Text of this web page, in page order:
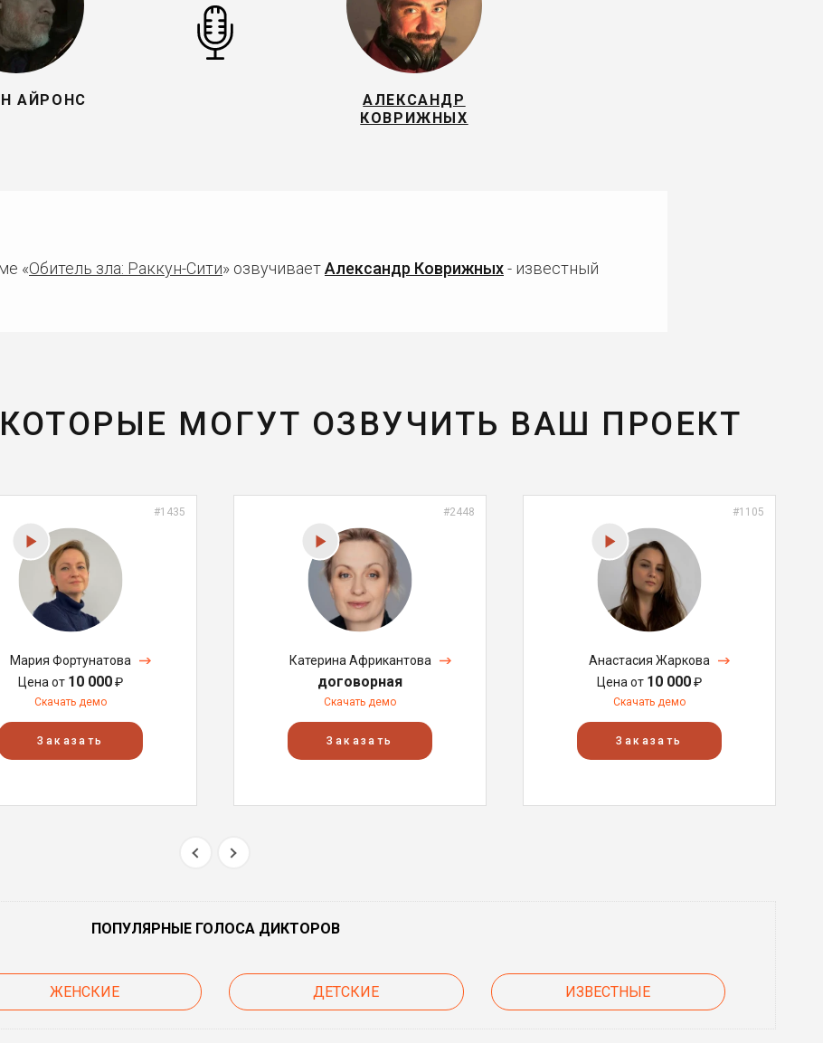
АЙРОНС
АЛЕКСАНДР
КОВРИЖНЫХ
«Обитель зла: Раккун-Сити» озвучиваетАлександр Коврижных- известный
МОГУТ ОЗВУЧИТЬ ВАШ ПРОЕКТ
#1435
Мария Фортунатова
Цена от 10 000₽
Скачать демо
Заказать
#2448
Катерина Африкантова
договорная
Скачать демо
Заказать
#1105
Анастасия Жаркова
Цена от 10 000₽
Скачать демо
Заказать
ПОПУЛЯРНЫЕ ГОЛОСА ДИКТОРОВ
ЖЕНСКИЕ ДЕТСКИЕ ИЗВЕСТНЫЕ